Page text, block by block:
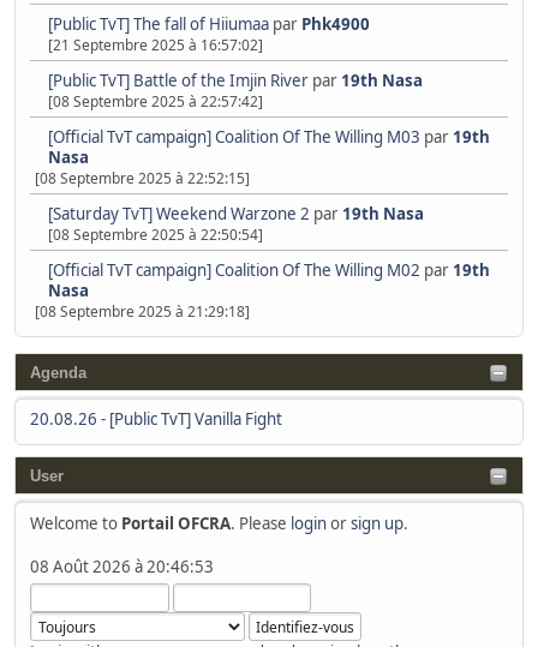
Agenda
20.08.26 - [Public TvT] Vanilla Fight
User
Welcome to Portail OFCRA. Please loginorsign up.
08 Août 2026 à 20:46:53
[Public TvT] The fall of Hiiumaa par Phk4900
[21 Septembre 2025 à 16:57:02]
[Public TvT] Battle of the Imjin River par 19th Nasa
[08 Septembre 2025 à 22:57:42]
[Official TvT campaign] Coalition Of The Willing M03 par 19th
Nasa
[08 Septembre 2025 à 22:52:15]
[Saturday TvT] Weekend Warzone 2 par 19th Nasa
[08 Septembre 2025 à 22:50:54]
[Official TvT campaign] Coalition Of The Willing M02 par 19th
Nasa
[08 Septembre 2025 à 21:29:18]